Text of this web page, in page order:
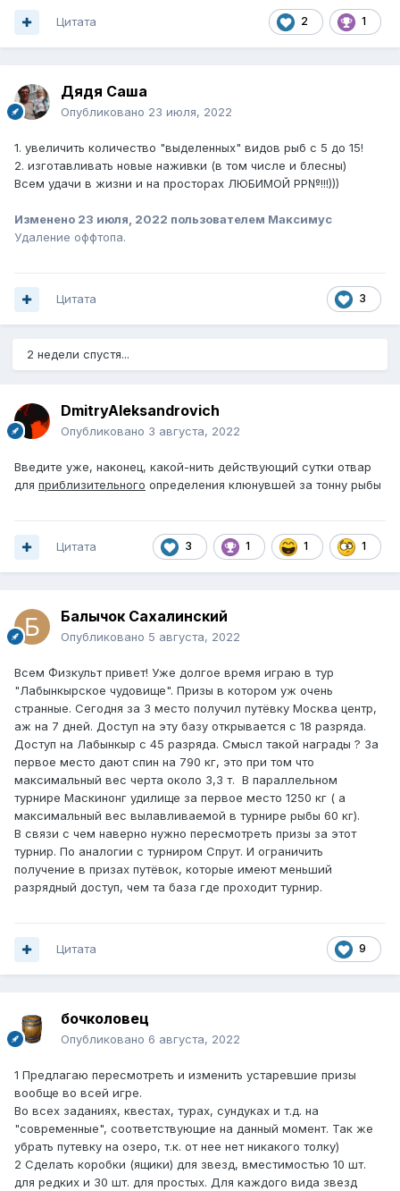
2 1
Цитата
Дядя Саша
Опубликовано 23 июля, 2022
1. увеличить количество "выделенных" видов рыб с 5 до 15!
2. изготавливать новые наживки (в том числе и блесны)
Всем удачи в жизни и на просторах ЛЮБИМОЙ РР№!!!)))
Изменено 23 июля, 2022 пользователем Максимус
Удаление оффтопа.
3
Цитата
2 недели спустя...
DmitryAleksandrovich
Опубликовано 3 августа, 2022
Введите уже, наконец, какой-нить действующий сутки отвар
для приблизительного определения клюнувшей за тонну рыбы
3 1 1 1
Цитата
Балычок Сахалинский
Опубликовано 5 августа, 2022
Всем Физкульт привет! Уже долгое время играю в тур
"Лабынкырское чудовище". Призы в котором уж очень
странные. Сегодня за 3 место получил путёвку Москва центр,
аж на 7 дней. Доступ на эту базу открывается с 18 разряда.
Доступ на Лабынкыр с 45 разряда. Смысл такой награды ? За
первое место дают спин на 790 кг, это при том что
максимальный вес черта около 3,3 т. В параллельном
турнире Маскинонг удилище за первое место 1250 кг ( а
максимальный вес вылавливаемой в турнире рыбы 60 кг).
В связи с чем наверно нужно пересмотреть призы за этот
турнир. По аналогии с турниром Спрут. И ограничить
получение в призах путёвок, которые имеют меньший
разрядный доступ, чем та база где проходит турнир.
9
Цитата
бочколовец
Опубликовано 6 августа, 2022
1 Предлагаю пересмотреть и изменить устаревшие призы
вообще во всей игре.
Во всех заданиях, квестах, турах, сундуках и т.д. на
"современные", соответствующие на данный момент. Так же
убрать путевку на озеро, т.к. от нее нет никакого толку)
2 Сделать коробки (ящики) для звезд, вместимостью 10 шт.
для редких и 30 шт. для простых. Для каждого вида звезд